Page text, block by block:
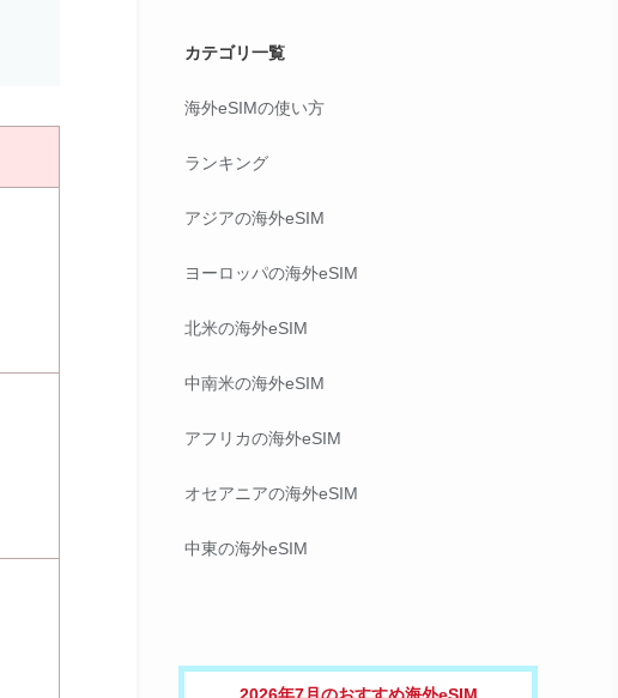
カテゴリ一覧
海外eSIMの使い方
ランキング
アジアの海外eSIM
ヨーロッパの海外eSIM
北米の海外eSIM
中南米の海外eSIM
アフリカの海外eSIM
オセアニアの海外eSIM
中東の海外eSIM